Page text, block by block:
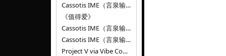
Cassotis IME（言泉输入法）v0.3.1
《值得爱》
Cassotis IME（言泉输入法）v0.2.0
Cassotis IME（言泉输入法）v0.1.0
Project V via Vibe Coding